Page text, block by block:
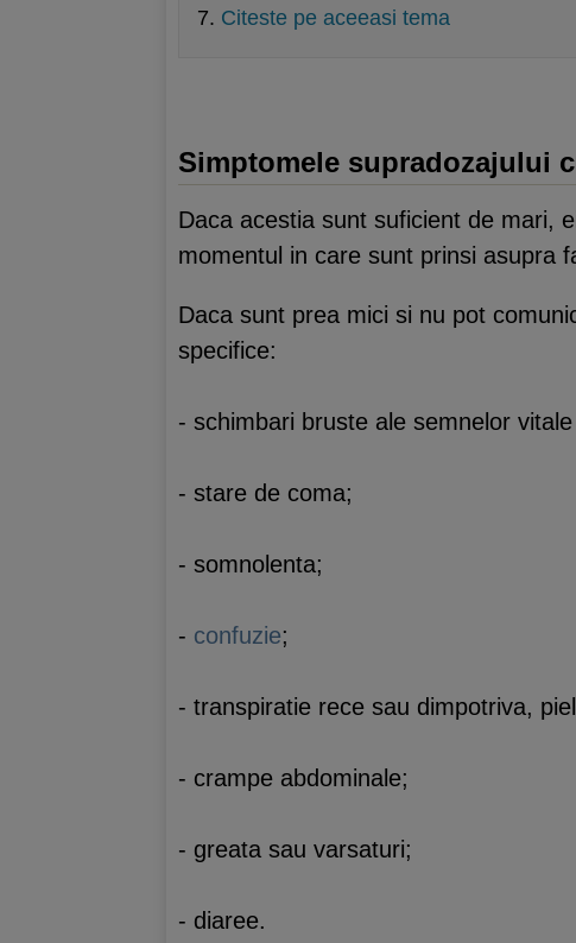
Citeste pe aceeasi tema
Simptomele supradozajului
Daca acestia sunt suficient de mari,
momentul in care sunt prinsi asupra
Daca sunt prea mici si nu pot
specifice:
- schimbari bruste ale semnelor
- stare de coma;
- somnolenta;
- confuzie;
- transpiratie rece sau dimpotriva,
- crampe abdominale;
- greata sau varsaturi;
- diaree.